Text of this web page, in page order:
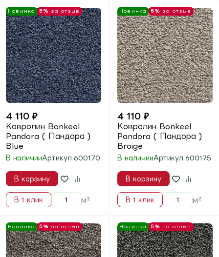
В корзину
В 1 клик м²
В корзину
В 1 клик м²
Новинка 5%за отзыв
3 900 ₽
Ковролин Bonkeel
Parliament (
Парламент ) Greige
Артикул 600265
В корзину
Новинка 5%за отзыв
3 900 ₽
Ковролин Bonkeel
Parliament (
Парламент ) Grey
Артикул 600264
В корзину